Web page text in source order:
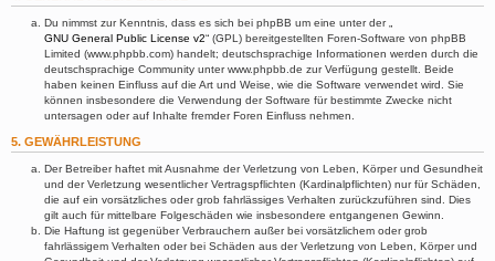
Du nimmst zur Kenntnis, dass es sich bei phpBB um eine unter der „
GNU General Public License v2“ (GPL) bereitgestellten Foren-Software von phpBB
Limited (www.phpbb.com) handelt; deutschsprachige Informationen werden durch die
deutschsprachige Community unter www.phpbb.de zur Verfügung gestellt. Beide
haben keinen Einfluss auf die Art und Weise, wie die Software verwendet wird. Sie
können insbesondere die Verwendung der Software für bestimmte Zwecke nicht
untersagen oder auf Inhalte fremder Foren Einfluss nehmen.
5. GEWÄHRLEISTUNG
Der Betreiber haftet mit Ausnahme der Verletzung von Leben, Körper und Gesundheit
und der Verletzung wesentlicher Vertragspflichten (Kardinalpflichten) nur für Schäden,
die auf ein vorsätzliches oder grob fahrlässiges Verhalten zurückzuführen sind. Dies
gilt auch für mittelbare Folgeschäden wie insbesondere entgangenen Gewinn.
Die Haftung ist gegenüber Verbrauchern außer bei vorsätzlichem oder grob
fahrlässigem Verhalten oder bei Schäden aus der Verletzung von Leben, Körper und